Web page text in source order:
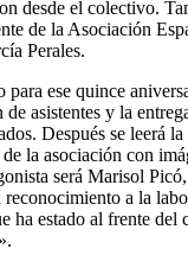
desde el colectivo.
de la Asociación
Perales.
para ese quince
asistentes y la
Después se leerá
la asociación con
será Marisol
reconocimiento a la
ha estado al frente del